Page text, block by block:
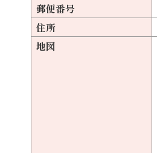
郵便番号
住所
地図